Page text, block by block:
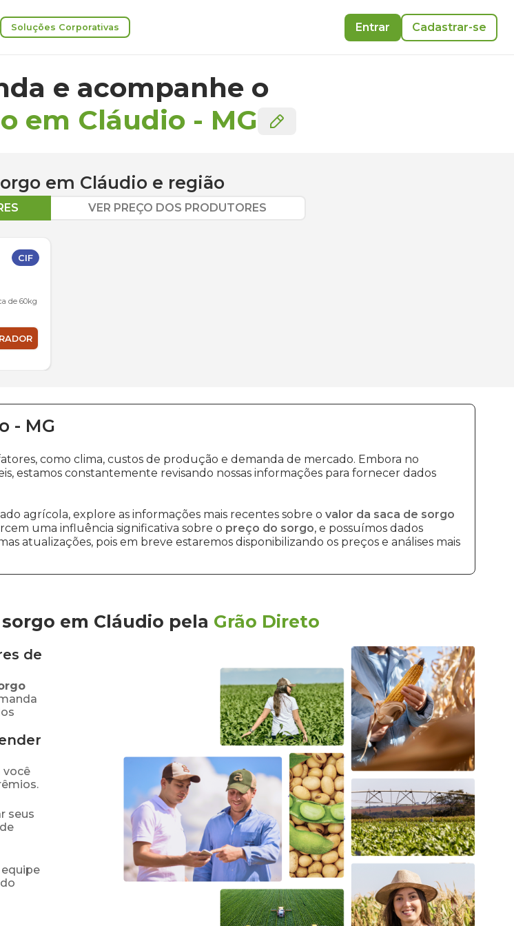
Soluções Corporativas Entrar Cadastrar-se
e acompanhe o
em Cláudio - MG
em Cláudio e região
VER PREÇO DOS PRODUTORES
CIF
de 60kg
- MG
como clima, custos de produção e demanda de mercado. Embora no
estamos constantemente revisando nossas informações para fornecer dados
agrícola, explore as informações mais recentes sobre o valor da saca de sorgo
uma influência significativa sobre o preço do sorgo, e possuímos dados
atualizações, pois em breve estaremos disponibilizando os preços e análises mais
em Cláudio pela Grão Direto
de
você
seus